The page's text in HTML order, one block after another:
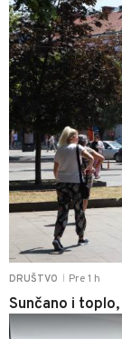
DRUŠTVO Pre 1 h
Sunčano i